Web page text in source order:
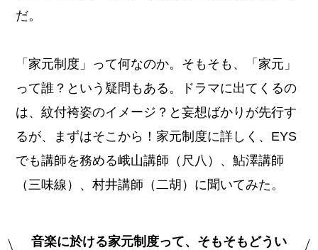
だ。
「家元制度」って何なのか。そもそも、「家元」
って誰？という疑問もある。ドラマに出てくるの
は、紋付袴姿のイメージ？と妄想ばかりが先行す
るが、まずはそこから！家元制度に詳しく、EYS
でも講師を務める峨山講師（尺八）、鮎澤講師
（三味線）、村井講師（二胡）に聞いてみた。
音楽に於ける家元制度って、そもそもどうい